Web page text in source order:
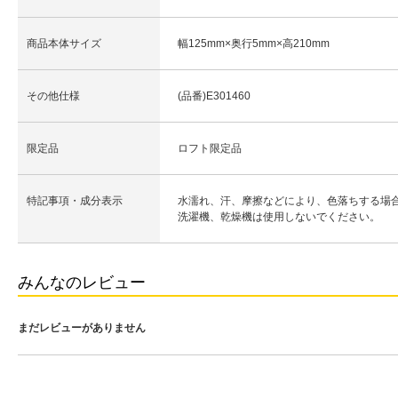
商品本体サイズ 幅125mm×奥行5mm×高210mm
その他仕様 (品番)E301460
限定品 ロフト限定品
特記事項・成分表示
水濡れ、汗、摩擦などにより、色落ちする場
洗濯機、乾燥機は使用しないでください。
みんなのレビュー
まだレビューがありません